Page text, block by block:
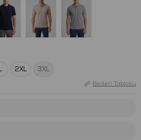
2XL 3XL
Beden Tablosu